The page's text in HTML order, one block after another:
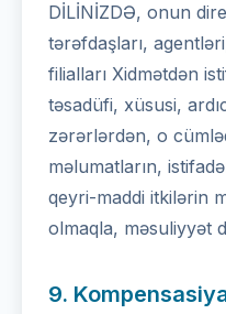
DİLİNİZDƏ, onun
tərəfdaşları,
filialları Xidmətdən
təsadüfi, xüsusi,
zərərlərdən, o
məlumatların,
qeyri-maddi itkilərin
olmaqla, məsuliyyət
9.